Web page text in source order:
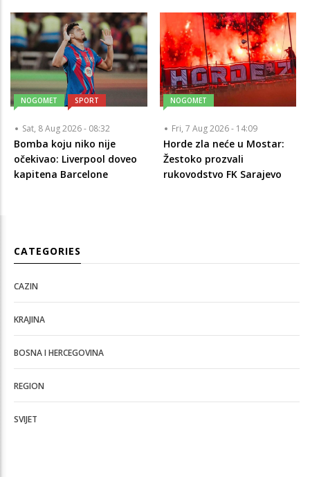
NOGOMET SPORT
Sat, 8 Aug 2026 - 08:32
Bomba koju niko nije
očekivao: Liverpool doveo
kapitena Barcelone
NOGOMET
Fri, 7 Aug 2026 - 14:09
Horde zla neće u Mostar:
Žestoko prozvali
rukovodstvo FK Sarajevo
CATEGORIES
CAZIN
KRAJINA
BOSNA I HERCEGOVINA
REGION
SVIJET